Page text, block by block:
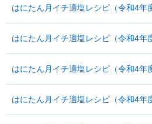
はにたん月イチ適塩レシピ（令和4年
はにたん月イチ適塩レシピ（令和4年
はにたん月イチ適塩レシピ（令和4年
はにたん月イチ適塩レシピ（令和4年